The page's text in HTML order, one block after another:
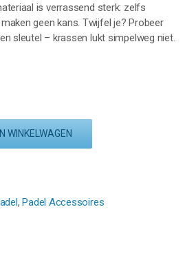
is verrassend sterk: zelfs
geen kans. Twijfel je? Probeer
sleutel – krassen lukt simpelweg niet.
WINKELWAGEN
,Padel Accessoires